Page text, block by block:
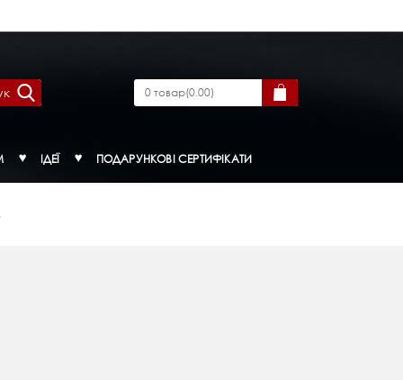
0товар(0.00)
ІДЕЇ ПОДАРУНКОВІ СЕРТИФІКАТИ